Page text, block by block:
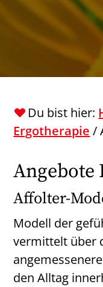
Du bist hier:
Ergotherapie /
Angebote
Affolter-
Modell der
vermittelt über
den Alltag